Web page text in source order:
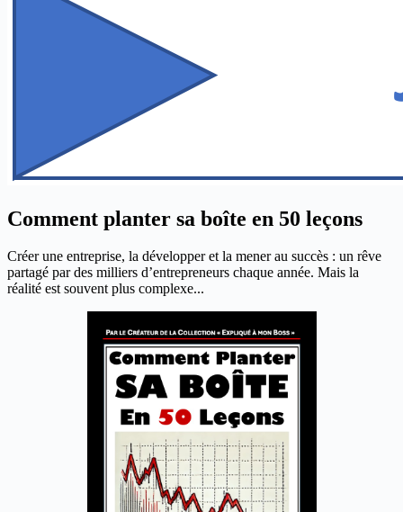
Comment planter sa boîte en 50 leçons
Créer une entreprise, la développer et la mener au succès : un rêve
partagé par des milliers d’entrepreneurs chaque année. Mais la
réalité est souvent plus complexe...